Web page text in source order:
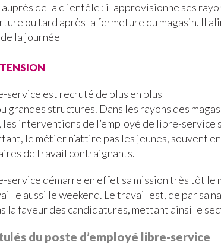
de la clientèle : il approvisionne ses
ou tard après la fermeture du magasin. Il
la journée
service est recruté de plus en plus
grandes structures. Dans les rayons des
les interventions de l’employé de libre-service
le métier n’attire pas les jeunes, souvent
de travail contraignants.
service démarre en effet sa mission très tôt le
aussi le weekend. Le travail est, de par sa
la faveur des candidatures, mettant ainsi le
du poste d’employé libre-service